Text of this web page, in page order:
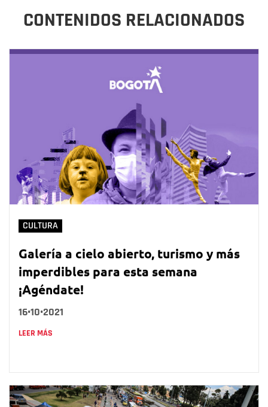
CONTENIDOS RELACIONADOS
CULTURA
Galería a cielo abierto, turismo y más
imperdibles para esta semana
¡Agéndate!
16•10•2021
LEER MÁS